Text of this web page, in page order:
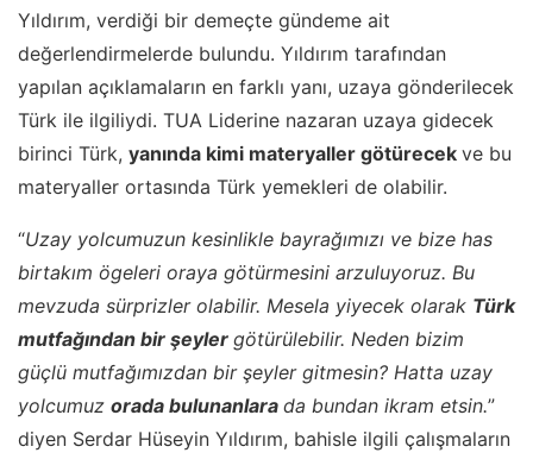
Yıldırım, verdiği bir demeçte gündeme ait
değerlendirmelerde bulundu. Yıldırım tarafından
yapılan açıklamaların en farklı yanı, uzaya gönderilecek
Türk ile ilgiliydi. TUA Liderine nazaran uzaya gidecek
birinci Türk, yanında kimi materyaller götürecek ve bu
materyaller ortasında Türk yemekleri de olabilir.
“Uzay yolcumuzun kesinlikle bayrağımızı ve bize has
birtakım ögeleri oraya götürmesini arzuluyoruz. Bu
mevzuda sürprizler olabilir. Mesela yiyecek olarak Türk
mutfağından bir şeyler götürülebilir. Neden bizim
güçlü mutfağımızdan bir şeyler gitmesin? Hatta uzay
yolcumuz orada bulunanlara da bundan ikram etsin.”
diyen Serdar Hüseyin Yıldırım, bahisle ilgili çalışmaların